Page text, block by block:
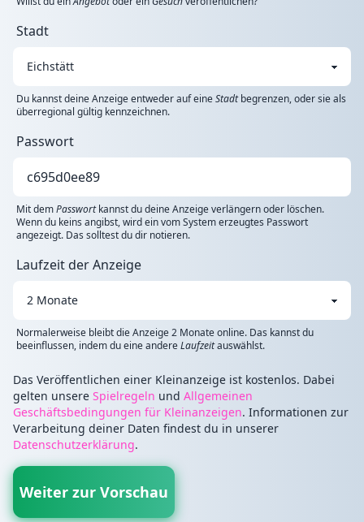
Stadt
Du kannst deine Anzeige entweder auf eineStadtbegrenzen, oder sie als
überregional gültig kennzeichnen.
Passwort
Mit demPasswortkannst du deine Anzeige verlängern oder löschen.
Wenn du keins angibst, wird ein vom System erzeugtes Passwort
angezeigt. Das solltest du dir notieren.
Laufzeit der Anzeige
Normalerweise bleibt die Anzeige 2 Monate online. Das kannst du
beeinflussen, indem du eine andereLaufzeitauswählst.
Das Veröffentlichen einer Kleinanzeige ist kostenlos. Dabei
gelten unsere Spielregeln und Allgemeinen
Geschäftsbedingungen für Kleinanzeigen. Informationen zur
Verarbeitung deiner Daten findest du in unserer
Datenschutzerklärung.